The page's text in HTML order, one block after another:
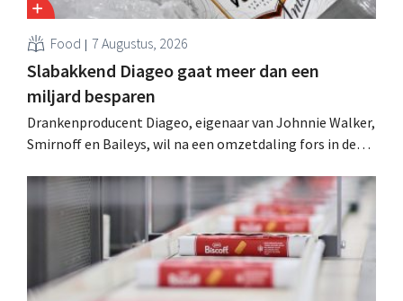
Food 7 Augustus, 2026
Slabakkend Diageo gaat meer dan een
miljard besparen
Drankenproducent Diageo, eigenaar van Johnnie Walker,
Smirnoff en Baileys, wil na een omzetdaling fors in de
andere Guiness en voorgemixte cocktails.